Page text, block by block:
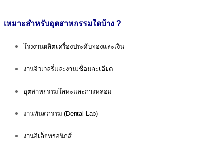
เหมาะสำหรับอุตสาหกรรมใดบ้าง ?
โรงงานผลิตเครื่องประดับทองและเงิน
งานจิวเวลรี่และงานเชื่อมละเอียด
อุตสาหกรรมโลหะและการหลอม
งานทันตกรรม (Dental Lab)
งานอิเล็กทรอนิกส์